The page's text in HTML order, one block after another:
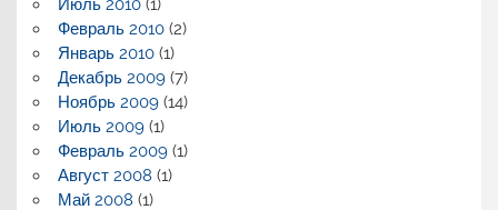
Июль 2010(1)
Февраль 2010(2)
Январь 2010(1)
Декабрь 2009(7)
Ноябрь 2009(14)
Июль 2009(1)
Февраль 2009(1)
Август 2008 (1)
Май 2008 (1)